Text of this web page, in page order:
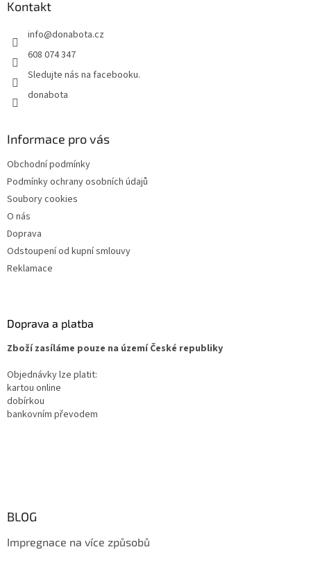
Kontakt
info@donabota.cz
608 074 347
Sledujte nás na facebooku.
donabota
Informace pro vás
Obchodní podmínky
Podmínky ochrany osobních údajů
Soubory cookies
O nás
Doprava
Odstoupení od kupní smlouvy
Reklamace
Doprava a platba
Zboží zasíláme pouze na území České republiky
Objednávky lze platit:
kartou online
dobírkou
bankovním převodem
BLOG
Impregnace na více způsobů